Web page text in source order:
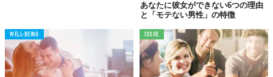
あなたに彼女ができない6つの理由
と「モテない男性」の特徴
WELL-BEING ISSUE